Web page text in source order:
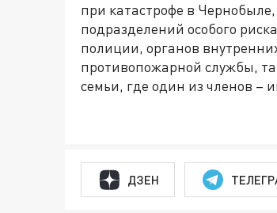
при катастрофе в
подразделений особого
полиции, органов
противопожарной службы,
семьи, где один из членов –
ДЗЕН